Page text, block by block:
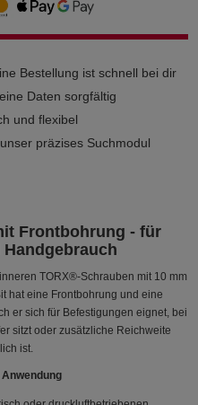
Bestellung ist schnell bei dir
Daten sorgfältig
und flexibel
präzises Suchmodul
Frontbohrung - für
TORX®-Schrauben mit 10 mm
hat eine Frontbohrung und eine
er sich für Befestigungen eignet, bei
sitzt oder zusätzliche Reichweite
ist.